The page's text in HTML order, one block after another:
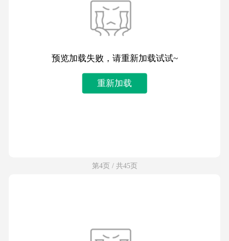
预览加载失败，请重新加载试试~
重新加载
第4页 / 共45页